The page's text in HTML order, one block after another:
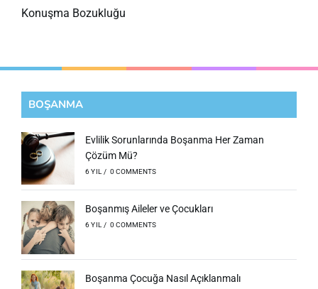
Konuşma Bozukluğu
BOŞANMA
Evlilik Sorunlarında Boşanma Her Zaman
Çözüm Mü?
6 YIL / 0 COMMENTS
Boşanmış Aileler ve Çocukları
6 YIL / 0 COMMENTS
Boşanma Çocuğa Nasıl Açıklanmalı